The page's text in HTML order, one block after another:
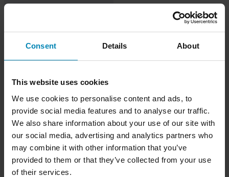
Consent Details About
This website uses cookies
We use cookies to personalise content and ads, to
provide social media features and to analyse our traffic.
We also share information about your use of our site with
our social media, advertising and analytics partners who
may combine it with other information that you’ve
provided to them or that they’ve collected from your use
of their services.